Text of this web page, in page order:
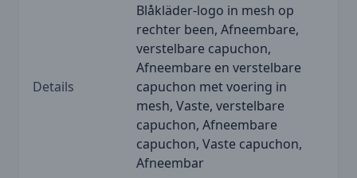
Details
Blåkläder-logo in mesh op
rechter been, Afneembare,
verstelbare capuchon,
Afneembare en verstelbare
capuchon met voering in
mesh, Vaste, verstelbare
capuchon, Afneembare
capuchon, Vaste capuchon,
Afneembar